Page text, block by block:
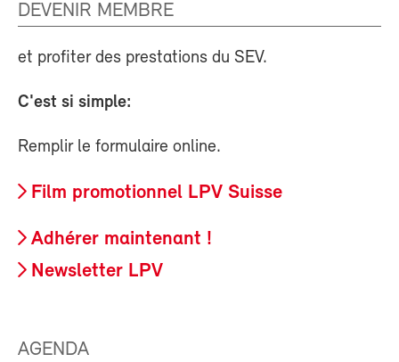
DEVENIR MEMBRE
et profiter des prestations du SEV.
C'est si simple:
Remplir le formulaire online.
Film promotionnel LPV Suisse
Adhérer maintenant !
Newsletter LPV
AGENDA